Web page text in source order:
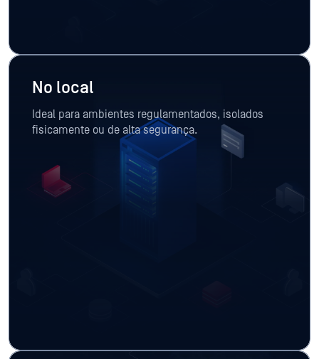
No local
Ideal para ambientes regulamentados, isolados
fisicamente ou de alta segurança.